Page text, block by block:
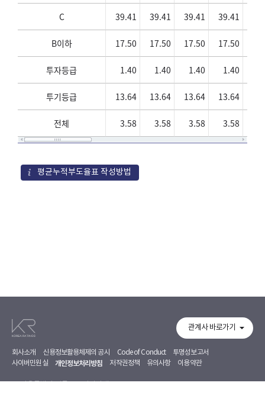
C 39.41 39.41 39.41 39.41
B이하 17.50 17.50 17.50 17.50
투자등급 1.40 1.40 1.40 1.40
투기등급 13.64 13.64 13.64 13.64
전체 3.58 3.58 3.58 3.58
평균누적부도율표 작성방법
회사소개 신용정보활용체제의 공시 Code of Conduct
투명성보고서
사이버민원실
개인정보처리방침 저작권정책 유의사항 이용약관
관계사 바로가기